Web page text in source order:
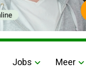
Jobs Meer